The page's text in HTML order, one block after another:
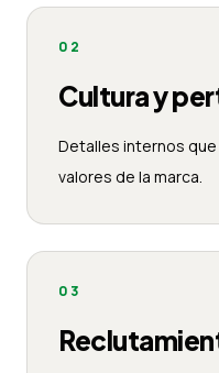
02
Cultura y
Detalles internos
valores de la marca.
03